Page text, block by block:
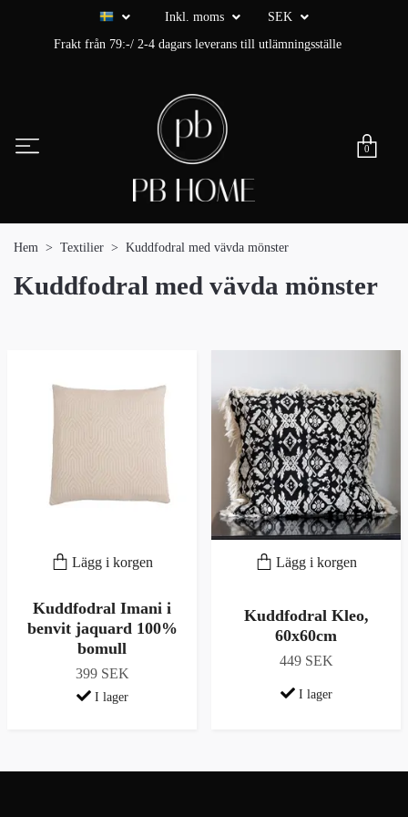
Inkl. moms
SEK
Frakt från 79:-/ 2-4 dagars leverans till utlämningsställe
0
Hem Textilier Kuddfodral med vävda mönster
Kuddfodral med vävda mönster
Lägg i korgen
Kuddfodral Imani i
benvit jaquard 100%
bomull
399 SEK
I lager
Lägg i korgen
Kuddfodral Kleo,
60x60cm
449 SEK
I lager